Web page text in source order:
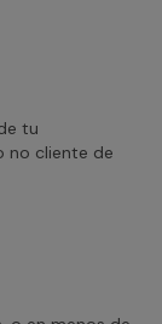
tu
no cliente de